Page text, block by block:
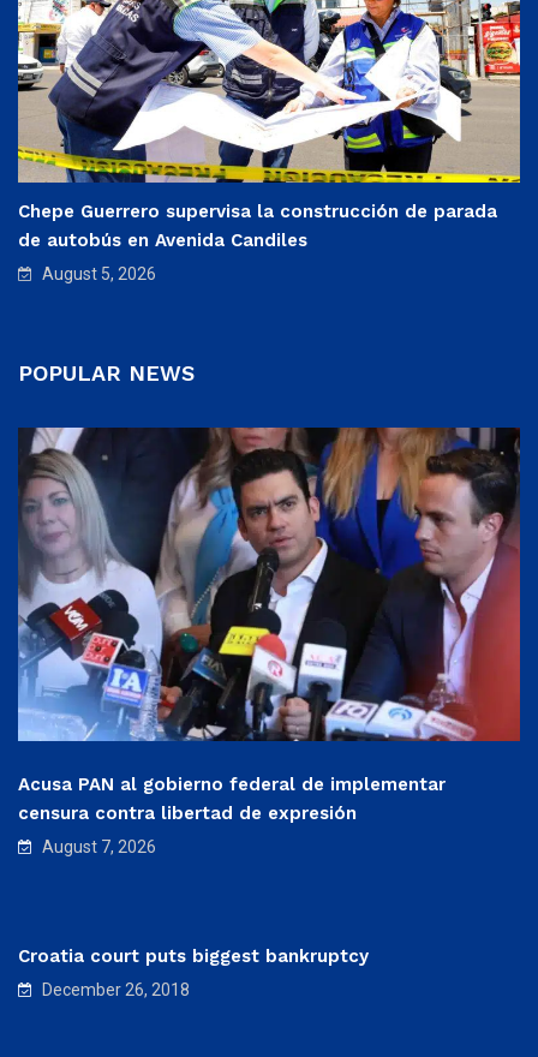
Chepe Guerrero supervisa la construcción de parada
de autobús en Avenida Candiles
August 5, 2026
POPULAR NEWS
Acusa PAN al gobierno federal de implementar
censura contra libertad de expresión
August 7, 2026
Croatia court puts biggest bankruptcy
December 26, 2018